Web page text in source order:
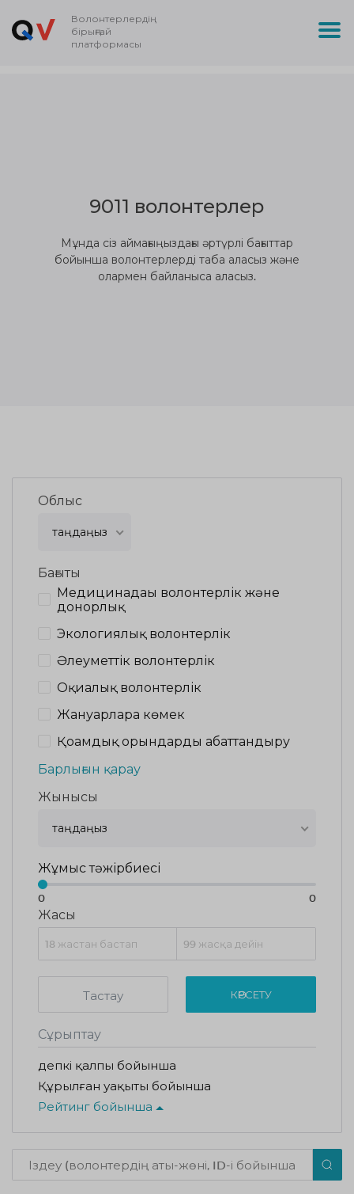
Волонтерлердің
бірыңғай
платформасы
9011 волонтерлер
Мұнда сіз аймағыңыздағы әртүрлі бағыттар
бойынша волонтерлерді таба аласыз және
олармен байланыса аласыз.
Облыс
таңдаңыз
Бағыты
Медицинадағы волонтерлік және
донорлық
Экологиялық волонтерлік
Әлеуметтік волонтерлік
Оқиғалық волонтерлік
Жануарларға көмек
Қоғамдық орындарды абаттандыру
Барлығын қарау
Жынысы
таңдаңыз
Жұмыс тәжірбиесі
0 0
Жасы
Тастау КӨРСЕТУ
Сұрыптау
Әдепкі қалпы бойынша
Құрылған уақыты бойынша
Рейтинг бойынша